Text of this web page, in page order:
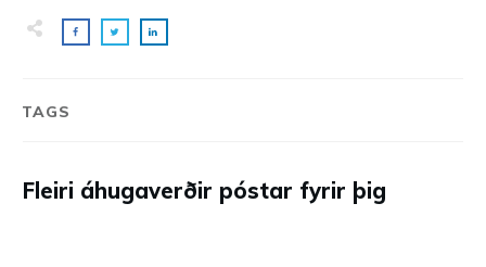
TAGS
Fleiri áhugaverðir póstar fyrir þig